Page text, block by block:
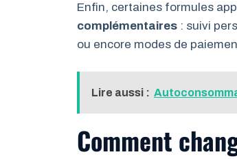
Enfin, certaines formules
complémentaires : suivi
ou encore modes de
Lire aussi :
Comment